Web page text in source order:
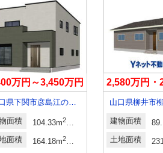
坪・82.57坪）
万円～3,450万円
山口県下関市彦島江の浦町６
面積 104.33m2～105.57m
31.55坪～
面積
164.18m2～167.96m 49.66坪～
2,580万円・
山口県柳井市
建物面積
土地面積